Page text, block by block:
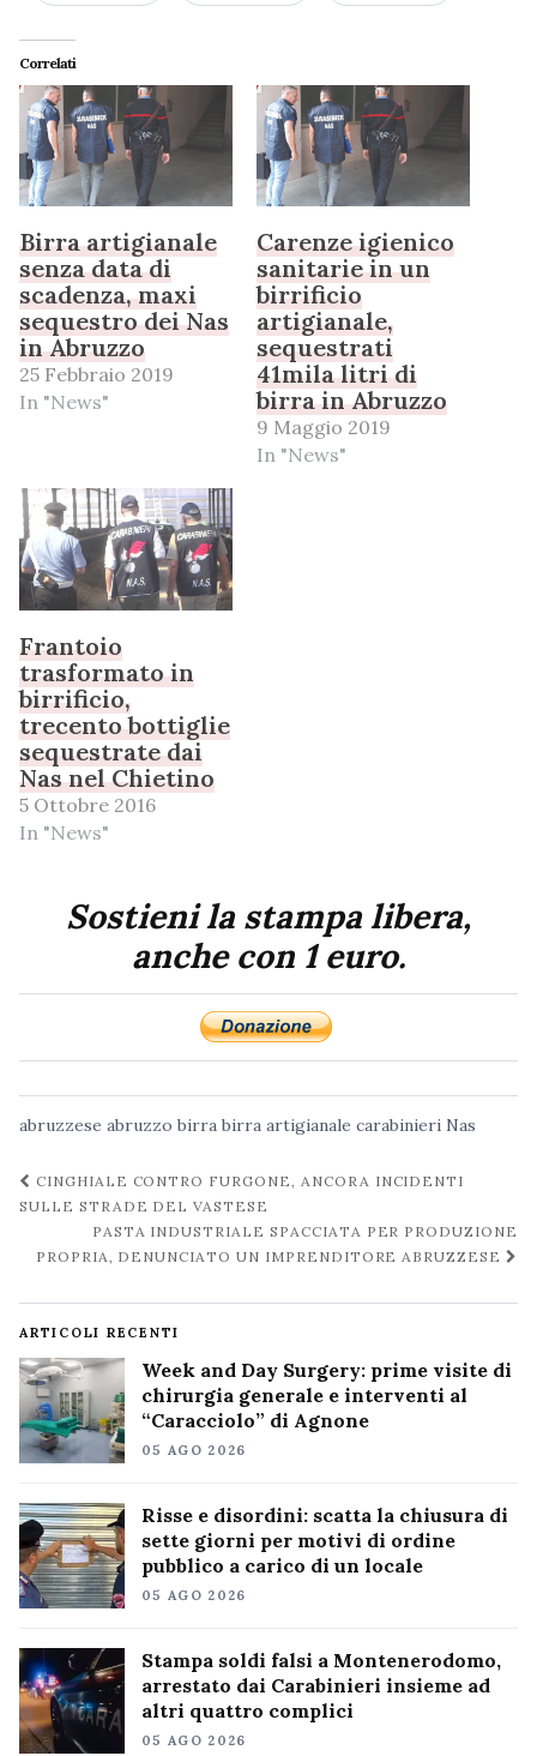
Correlati
Birra artigianale
senza data di
scadenza, maxi
sequestro dei Nas
in Abruzzo
25 Febbraio 2019
In "News"
Carenze igienico
sanitarie in un
birrificio
artigianale,
sequestrati
41mila litri di
birra in Abruzzo
9 Maggio 2019
In "News"
Frantoio
trasformato in
birrificio,
trecento bottiglie
sequestrate dai
Nas nel Chietino
5 Ottobre 2016
In "News"
Sostieni la stampa libera,
anche con 1 euro.
abruzzese abruzzo birra birra artigianale carabinieri Nas
Navigazione
post
CINGHIALE CONTRO FURGONE, ANCORA INCIDENTI
SULLE STRADE DEL VASTESE
PASTA INDUSTRIALE SPACCIATA PER PRODUZIONE
PROPRIA, DENUNCIATO UN IMPRENDITORE ABRUZZESE
ARTICOLI RECENTI
Week and Day Surgery: prime visite di
chirurgia generale e interventi al
“Caracciolo” di Agnone
05 AGO 2026
Risse e disordini: scatta la chiusura di
sette giorni per motivi di ordine
pubblico a carico di un locale
05 AGO 2026
Stampa soldi falsi a Montenerodomo,
arrestato dai Carabinieri insieme ad
altri quattro complici
05 AGO 2026